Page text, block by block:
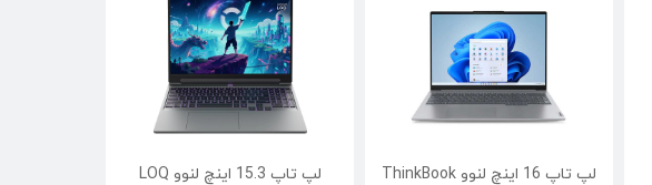
لپ تاپ 16 اینچ لنوو ThinkBook
لپ تاپ 15.3 اینچ لنوو LOQ